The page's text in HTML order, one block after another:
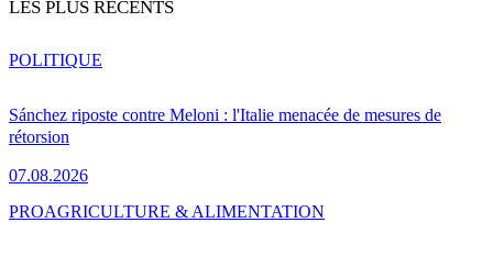
LES PLUS RÉCENTS
Sánchez riposte contre Meloni : l'Italie menacée de mesures de
rétorsion
07.08.2026
POLITIQUE
PROAGRICULTURE & ALIMENTATION